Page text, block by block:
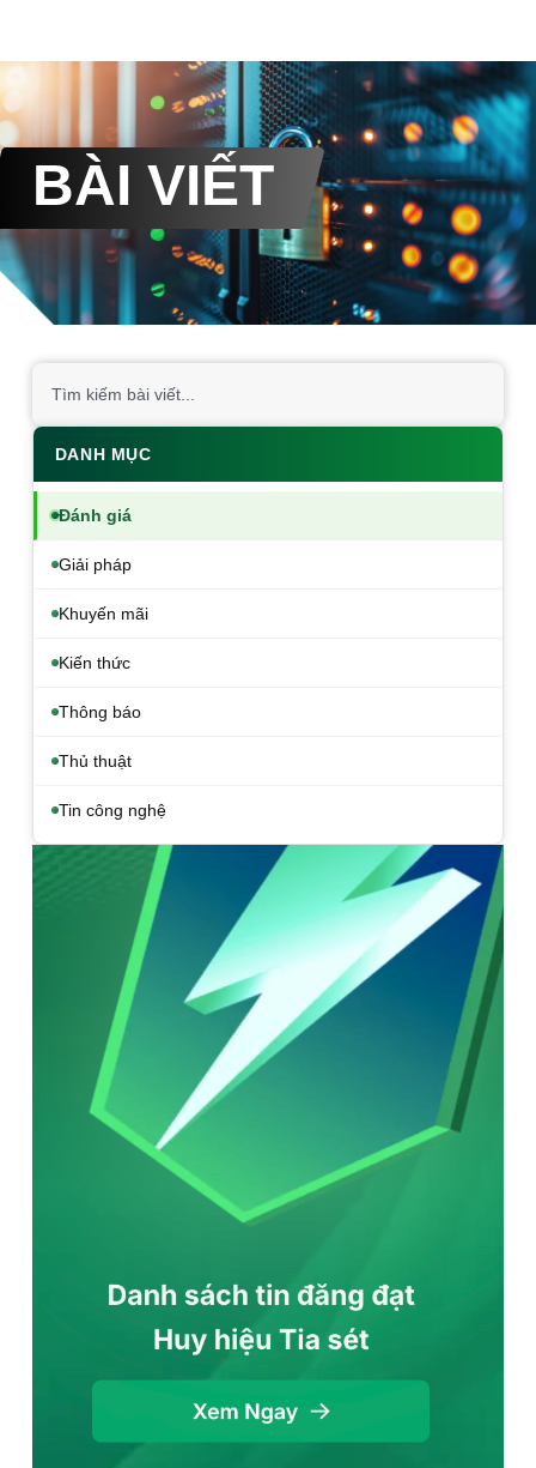
BÀI VIẾT
DANH MỤC
Đánh giá
Giải pháp
Khuyến mãi
Kiến thức
Thông báo
Thủ thuật
Tin công nghệ